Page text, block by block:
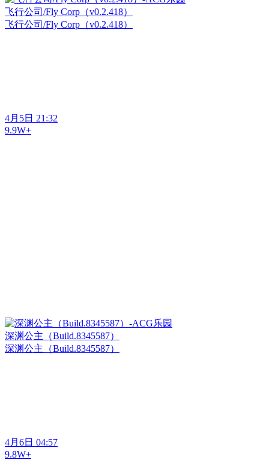
飞行公司/Fly Corp（v0.2.418）
飞行公司/Fly Corp（v0.2.418）
4月5日 21:32
9.9W+
深渊公主（Build.8345587）
深渊公主（Build.8345587）
4月6日 04:57
9.8W+